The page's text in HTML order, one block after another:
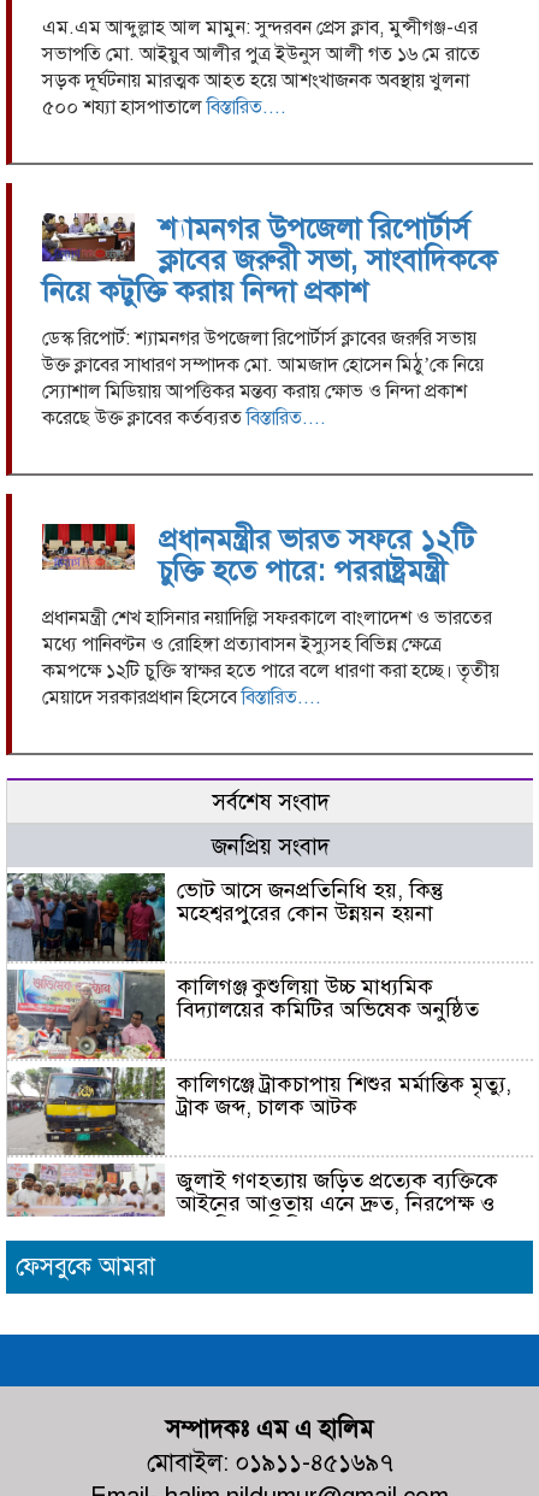
(৪) মোঃ
মুনিয়া খাতুন
(২৮) জেলাঃ
যশোর (৫)
মমতা (৫৬),
রাজবাড়ী।
তারা
যশোর,হিলি,আগরতলা,মহেশপুর
সীমান্ত দিয়ে
বিভিন্ন সময়ে
অবৈধভাবে
ভারতে
অনুপ্রবেশের
পর ভারতীয়
আটক হয়।
১,২,৩ নং কে
বীরপুর
২০১২ সাল
হতে,পাটনা
কারাগার
২০১৫ সাল
কারাগার
হতে এবং
করোনা বস্তি
পাঠাননগর,
চকোরিয়া,নাগপুর
এ সেভ হোম
শেষে আজ
১১ জানুয়ারী
২০২৩
তারিখ
বিকালে
বেনাপোল
দিয়ে
বাংলাদেশে
হস্তান্তর করেন
ভারতীয়
ইমিগ্রেশন
চেকপোস্টের
কর্মকর্তা
বলেন পাচার
এম.এম আব্দুল্লাহ আল মামুন: সুন্দরবন প্রেস ক্লাব, মুন্সীগঞ্জ-এর
সভাপতি মো. আইয়ুব আলীর পুত্র ইউনুস আলী গত ১৬ মে রাতে
সড়ক দূর্ঘটনায় মারত্মক আহত হয়ে আশংখাজনক অবস্থায় খুলনা
৫০০ শয্যা হাসপাতালেবিস্তারিত....
শ্যামনগর উপজেলা রিপোর্টার্স
ক্লাবের জরুরী সভা, সাংবাদিককে
নিয়ে কটুক্তি করায় নিন্দা প্রকাশ
ডেস্ক রিপোর্ট: শ্যামনগর উপজেলা রিপোর্টার্স ক্লাবের জরুরি সভায়
উক্ত ক্লাবের সাধারণ সম্পাদক মো. আমজাদ হোসেন মিঠু’কে নিয়ে
স্যোশাল মিডিয়ায় আপত্তিকর মন্তব্য করায় ক্ষোভ ও নিন্দা প্রকাশ
করেছে উক্ত ক্লাবের কর্তব্যরতবিস্তারিত....
প্রধানমন্ত্রীর ভারত সফরে ১২টি
চুক্তি হতে পারে: পররাষ্ট্রমন্ত্রী
প্রধানমন্ত্রী শেখ হাসিনার নয়াদিল্লি সফরকালে বাংলাদেশ ও ভারতের
মধ্যে পানিবণ্টন ও রোহিঙ্গা প্রত্যাবাসন ইস্যুসহ বিভিন্ন ক্ষেত্রে
কমপক্ষে ১২টি চুক্তি স্বাক্ষর হতে পারে বলে ধারণা করা হচ্ছে। তৃতীয়
মেয়াদে সরকারপ্রধান হিসেবেবিস্তারিত....
সর্বশেষ সংবাদ
জনপ্রিয় সংবাদ
ভোট আসে জনপ্রতিনিধি হয়, কিন্তু
মহেশ্বরপুরের কোন উন্নয়ন হয়না
কালিগঞ্জ কুশুলিয়া উচ্চ মাধ্যমিক
বিদ্যালয়ের কমিটির অভিষেক অনুষ্ঠিত
কালিগঞ্জে ট্রাকচাপায় শিশুর মর্মান্তিক মৃত্যু,
ট্রাক জব্দ, চালক আটক
জুলাই গণহত্যায় জড়িত প্রত্যেক ব্যক্তিকে
আইনের আওতায় এনে দ্রুত, নিরপেক্ষ ও
আলম
গনঅভ্যুত্থান উপলক্ষে র‍্যালি ও আলোচনা
দেবহাটায় জুলাই গনঅভ্যুত্থান দিবস
উপলক্ষে আলোচনা সভা
ফেসবুকে আমরা
সম্পাদকঃ এম এ হালিম
মোবাইল: ০১৯১১-৪৫১৬৯৭